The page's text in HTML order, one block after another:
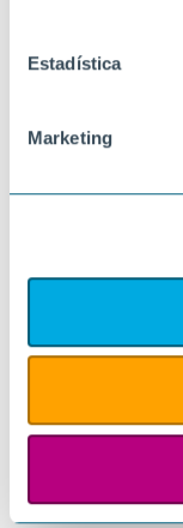
Estadística
Marketing